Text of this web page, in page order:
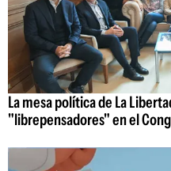
La mesa política de La
"librepensadores" en el